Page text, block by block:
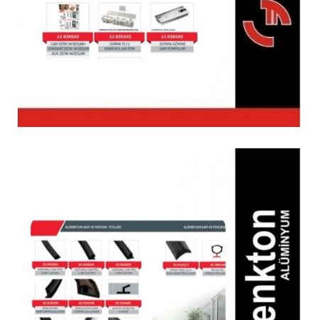
Aksesuarları
Alüminyum Kapı